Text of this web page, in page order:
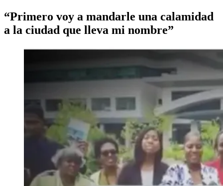
“Primero voy a mandarle una calamidad
a la ciudad que lleva mi nombre”
View